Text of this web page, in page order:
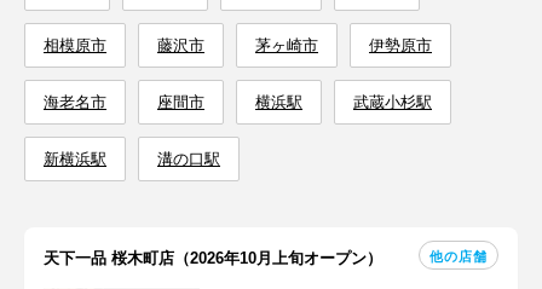
相模原市 藤沢市 茅ヶ崎市 伊勢原市
海老名市 座間市 横浜駅 武蔵小杉駅
新横浜駅 溝の口駅
天下一品 桜木町店（2026年10月上旬オープン） 他の店舗